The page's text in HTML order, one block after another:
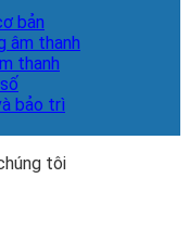
bản
âm thanh
thanh
bảo trì
tôi